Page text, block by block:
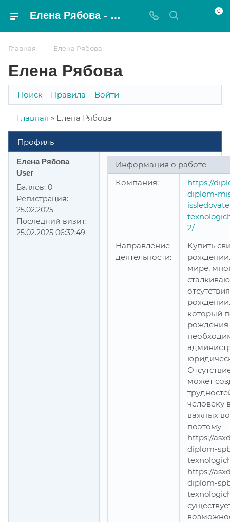
Елена Рябова - Magnat 0
Главная — Елена Рябова
Елена Рябова
Поиск Правила Войти
Главная » Елена Рябова
Профиль
Елена Рябова
User
Баллов: 0
Регистрация:
25.02.2025
Последний визит:
25.02.2025 06:32:49
Информация о работе
Компания:
https://
diplom-
2/
Направление
деятельности:
Купить
мире,
который
рождения
может
человеку
важных
поэтому
https://
diplom-
https://
diplom-